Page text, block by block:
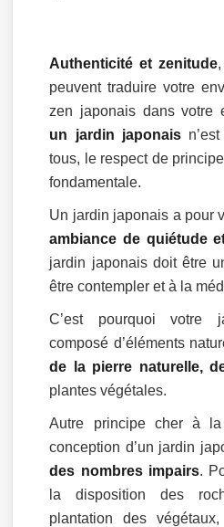
Authenticité et zenitude
peuvent traduire votre
zen japonais dans votre
un jardin japonais
tous, le respect de
fondamentale.
Un jardin japonais a pour
ambiance de quiétude
jardin japonais doit être
être contempler et à la
C’est pourquoi votre
composé d’éléments
de la pierre naturelle,
plantes végétales.
Autre principe cher à
conception d’un jardin
des nombres impairs.
la disposition des
plantation des